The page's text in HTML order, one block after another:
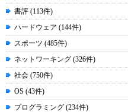
書評 (113件)
ハードウェア (144件)
スポーツ (485件)
ネットワーキング (326件)
社会 (750件)
OS (43件)
プログラミング (234件)